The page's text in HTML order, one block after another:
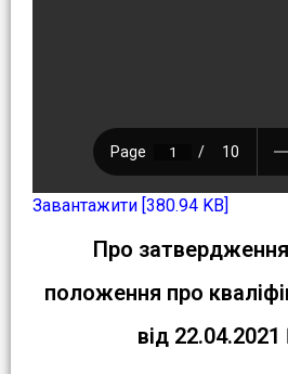
Завантажити [380.94 KB]
Про
положення про
від